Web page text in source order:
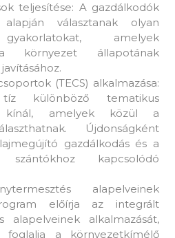
teljesítése: A gazdálkodók
választanak olyan
amelyek
környezet állapotának
(TECS) alkalmazása:
különböző tematikus
kínál, amelyek közül a
Újdonságként
gazdálkodás és a
kapcsolódó
alapelveinek
előírja az integrált
alapelveinek alkalmazását,
foglalja a környezetkímélő